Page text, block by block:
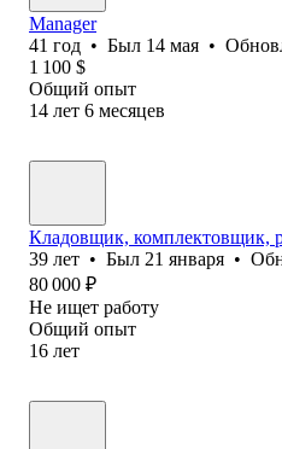
Manager
41 год • Был 14 мая •
1 100 $
Общий опыт
14 лет 6 месяцев
Кладовщик, комплектовщик,
39 лет • Был 21 января •
80 000 ₽
Не ищет работу
Общий опыт
16 лет